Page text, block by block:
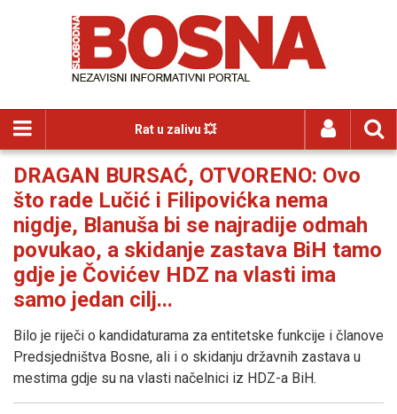
Rat u zalivu 💥
DRAGAN BURSAĆ, OTVORENO: Ovo
što rade Lučić i Filipovićka nema
nigdje, Blanuša bi se najradije odmah
povukao, a skidanje zastava BiH tamo
gdje je Čovićev HDZ na vlasti ima
samo jedan cilj...
Bilo je riječi o kandidaturama za entitetske funkcije i članove
Predsjedništva Bosne, ali i o skidanju državnih zastava u
mestima gdje su na vlasti načelnici iz HDZ-a BiH.